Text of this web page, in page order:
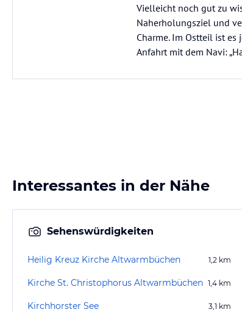
Vielleicht noch gut zu
Naherholungsziel und
Charme. Im Ostteil ist
Anfahrt mit dem Navi:
Interessantes in der Nähe
Sehenswürdigkeiten
Heilig Kreuz Kirche Altwarmbüchen 1,2 km
Kirche St. Christophorus Altwarmbüchen 1,4 km
Kirchhorster See 3,1 km